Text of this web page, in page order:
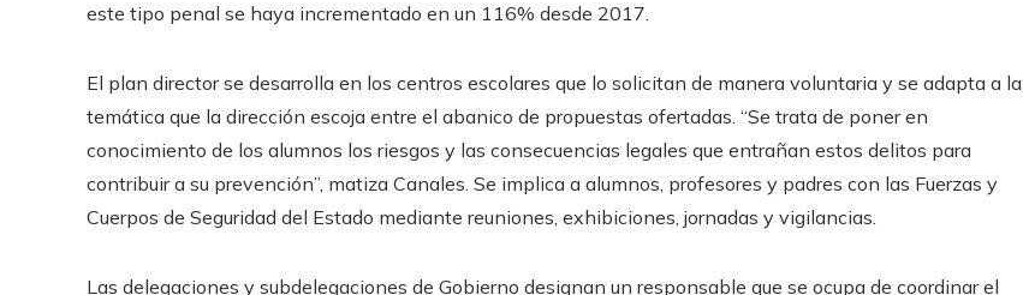
este tipo penal se haya incrementado en un 116% desde 2017.
El plan director se desarrolla en los centros escolares que lo solicitan de manera voluntaria y se adapta a la
temática que la dirección escoja entre el abanico de propuestas ofertadas. “Se trata de poner en
conocimiento de los alumnos los riesgos y las consecuencias legales que entrañan estos delitos para
contribuir a su prevención”, matiza Canales. Se implica a alumnos, profesores y padres con las Fuerzas y
Cuerpos de Seguridad del Estado mediante reuniones, exhibiciones, jornadas y vigilancias.
Las delegaciones y subdelegaciones de Gobierno designan un responsable que se ocupa de coordinar el